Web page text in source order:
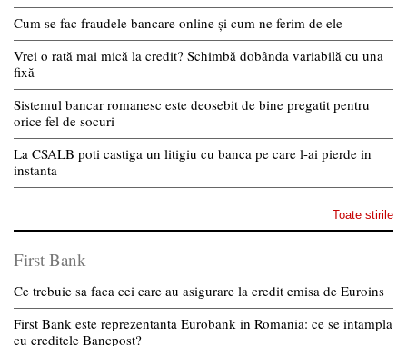
Cum se fac fraudele bancare online și cum ne ferim de ele
Vrei o rată mai mică la credit? Schimbă dobânda variabilă cu una
fixă
Sistemul bancar romanesc este deosebit de bine pregatit pentru
orice fel de socuri
La CSALB poti castiga un litigiu cu banca pe care l-ai pierde in
instanta
Toate stirile
First Bank
Ce trebuie sa faca cei care au asigurare la credit emisa de Euroins
First Bank este reprezentanta Eurobank in Romania: ce se intampla
cu creditele Bancpost?